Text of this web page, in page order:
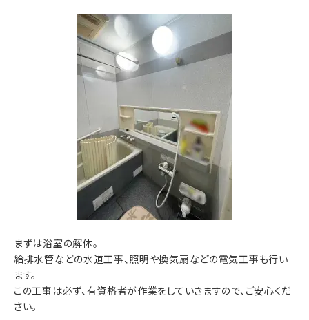
まずは浴室の解体。
給排水管などの水道工事、照明や換気扇などの電気工事も行い
ます。
この工事は必ず、有資格者が作業をしていきますので、ご安心くだ
さい。